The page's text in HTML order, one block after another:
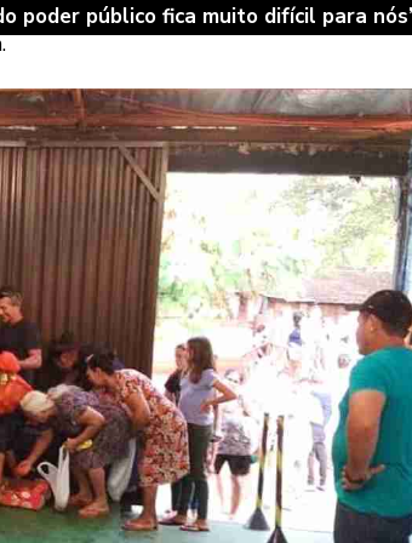
poder público fica muito difícil para